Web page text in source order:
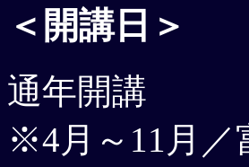
＜開講日＞
通年開講
※4月～11月／